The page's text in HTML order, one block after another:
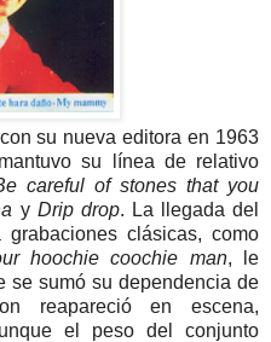
su nueva editora en 1963
su línea de relativo
careful of stones that you
y Drip drop. La llegada del
clásicas, como
hoochie coochie man, le
se sumó su dependencia de
reapareció en escena,
el peso del conjunto